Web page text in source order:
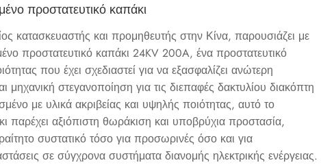
προστατευτικό καπάκι
κατασκευαστής και προμηθευτής στην Κίνα, παρουσιάζει με
προστατευτικό καπάκι 24KV 200A, ένα προστατευτικό
που έχει σχεδιαστεί για να εξασφαλίζει ανώτερη
μηχανική στεγανοποίηση για τις διεπαφές δακτυλίου διακόπτη
με υλικά ακριβείας και υψηλής ποιότητας, αυτό το
παρέχει αξιόπιστη θωράκιση και υποβρύχια προστασία,
συστατικό τόσο για προσωρινές όσο και για
σε σύγχρονα συστήματα διανομής ηλεκτρικής ενέργειας.